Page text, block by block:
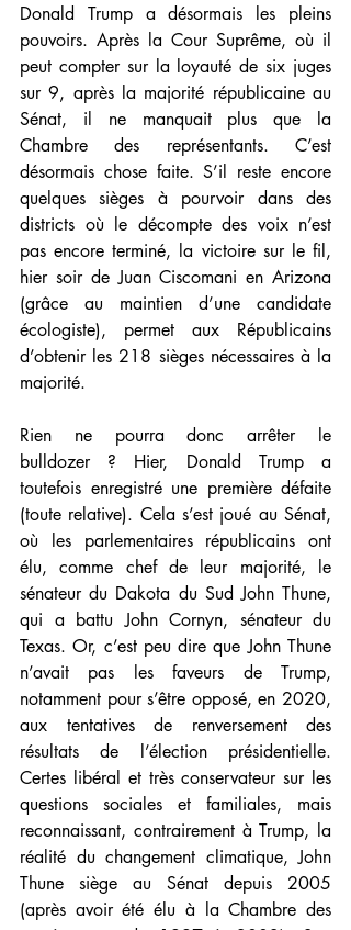
Donald Trump a désormais les pleins
pouvoirs. Après la Cour Suprême, où il
peut compter sur la loyauté de six juges
sur 9, après la majorité républicaine au
Sénat, il ne manquait plus que la
Chambre des représentants. C’est
désormais chose faite. S’il reste encore
quelques sièges à pourvoir dans des
districts où le décompte des voix n’est
pas encore terminé, la victoire sur le fil,
hier soir de Juan Ciscomani en Arizona
(grâce au maintien d’une candidate
écologiste), permet aux Républicains
d’obtenir les 218 sièges nécessaires à la
majorité.
Rien ne pourra donc arrêter le
bulldozer ? Hier, Donald Trump a
toutefois enregistré une première défaite
(toute relative). Cela s’est joué au Sénat,
où les parlementaires républicains ont
élu, comme chef de leur majorité, le
sénateur du Dakota du Sud John Thune,
qui a battu John Cornyn, sénateur du
Texas. Or, c’est peu dire que John Thune
n’avait pas les faveurs de Trump,
notamment pour s’être opposé, en 2020,
aux tentatives de renversement des
résultats de l’élection présidentielle.
Certes libéral et très conservateur sur les
questions sociales et familiales, mais
reconnaissant, contrairement à Trump, la
réalité du changement climatique, John
Thune siège au Sénat depuis 2005
(après avoir été élu à la Chambre des